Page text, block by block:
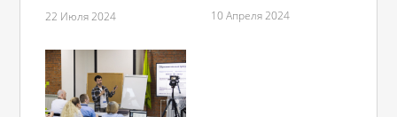
22 Июля 2024 10 Апреля 2024